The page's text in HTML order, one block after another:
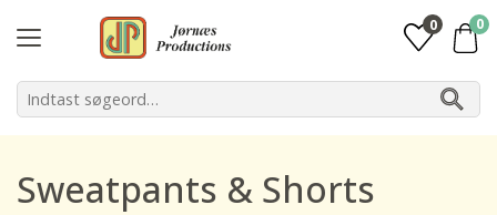
0 0
Sweatpants & Shorts